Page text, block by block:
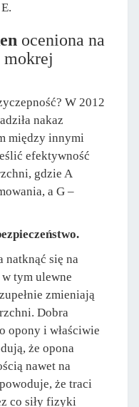
oceniona na
W 2012
nakaz
między innymi
efektywność
gdzie A
a G –
natknąć się na
tym ulewne
zmieniają
Dobra
opony i właściwie
że opona
nawet na
że traci
co siły fizyki